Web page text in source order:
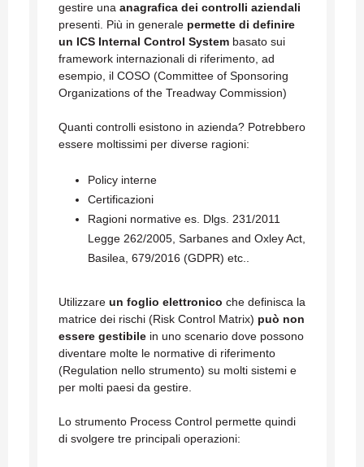
gestire una anagrafica dei controlli aziendali
presenti. Più in generale permette di definire
un ICS Internal Control System basato sui
framework internazionali di riferimento, ad
esempio, il COSO (Committee of Sponsoring
Organizations of the Treadway Commission)
Quanti controlli esistono in azienda? Potrebbero
essere moltissimi per diverse ragioni:
Policy interne
Certificazioni
Ragioni normative es. Dlgs. 231/2011
Legge 262/2005, Sarbanes and Oxley Act,
Basilea, 679/2016 (GDPR) etc..
Utilizzare un foglio elettronico che definisca la
matrice dei rischi (Risk Control Matrix) può non
essere gestibile in uno scenario dove possono
diventare molte le normative di riferimento
(Regulation nello strumento) su molti sistemi e
per molti paesi da gestire.
Lo strumento Process Control permette quindi
di svolgere tre principali operazioni: